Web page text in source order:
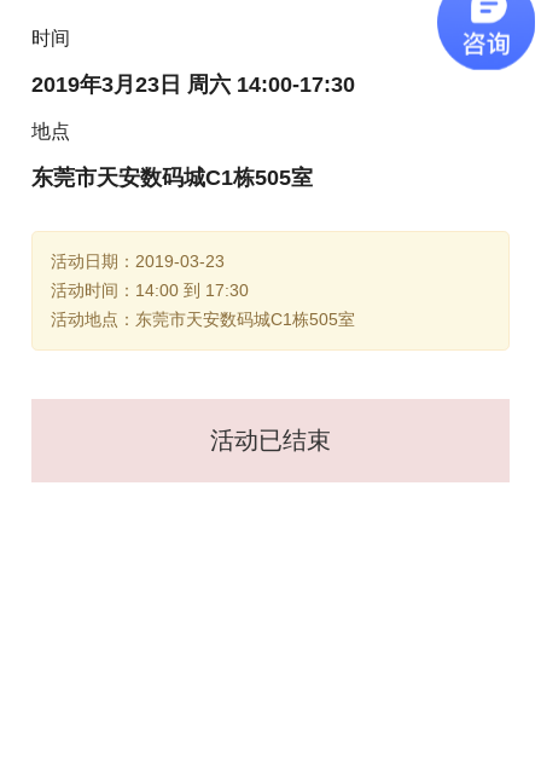
时间
2019年3月23日 周六 14:00-17:30
地点
东莞市天安数码城C1栋505室
活动日期：2019-03-23
活动时间：14:00 到 17:30
活动地点：东莞市天安数码城C1栋505室
活动已结束